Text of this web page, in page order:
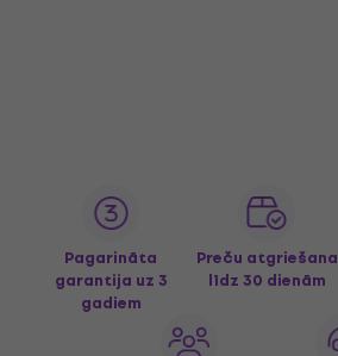
Pagarināta
garantija uz 3
gadiem
Preču atgriešana
līdz 30 dienām